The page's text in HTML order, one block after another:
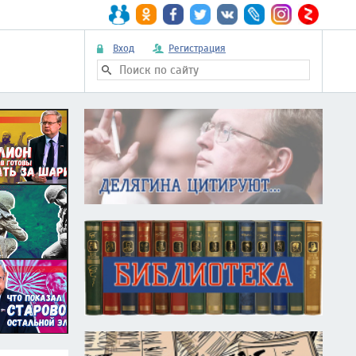
Вход Регистрация